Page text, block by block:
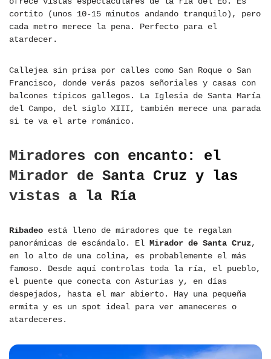
cortito (unos 10-15 minutos andando tranquilo), pero
cada metro merece la pena. Perfecto para el
atardecer.
Callejea sin prisa por calles como San Roque o San
Francisco, donde verás pazos señoriales y casas con
balcones típicos gallegos. La Iglesia de Santa María
del Campo, del siglo XIII, también merece una parada
si te va el arte románico.
Miradores con encanto: el
Mirador de Santa Cruz y las
vistas a la Ría
Ribadeo está lleno de miradores que te regalan
panorámicas de escándalo. El Mirador de Santa Cruz,
en lo alto de una colina, es probablemente el más
famoso. Desde aquí controlas toda la ría, el pueblo,
el puente que conecta con Asturias y, en días
despejados, hasta el mar abierto. Hay una pequeña
ermita y es un spot ideal para ver amaneceres o
atardeceres.